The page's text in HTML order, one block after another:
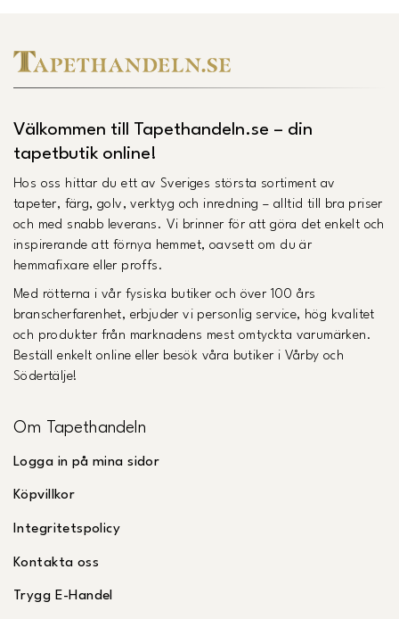
Välkommen till Tapethandeln.se – din
tapetbutik online!
Hos oss hittar du ett av Sveriges största sortiment av
tapeter, färg, golv, verktyg och inredning – alltid till bra priser
och med snabb leverans. Vi brinner för att göra det enkelt och
inspirerande att förnya hemmet, oavsett om du är
hemmafixare eller proffs.
Med rötterna i vår fysiska butiker och över 100 års
branscherfarenhet, erbjuder vi personlig service, hög kvalitet
och produkter från marknadens mest omtyckta varumärken.
Beställ enkelt online eller besök våra butiker i Vårby och
Södertälje!
Om Tapethandeln
Logga in på mina sidor
Köpvillkor
Integritetspolicy
Kontakta oss
Trygg E-Handel